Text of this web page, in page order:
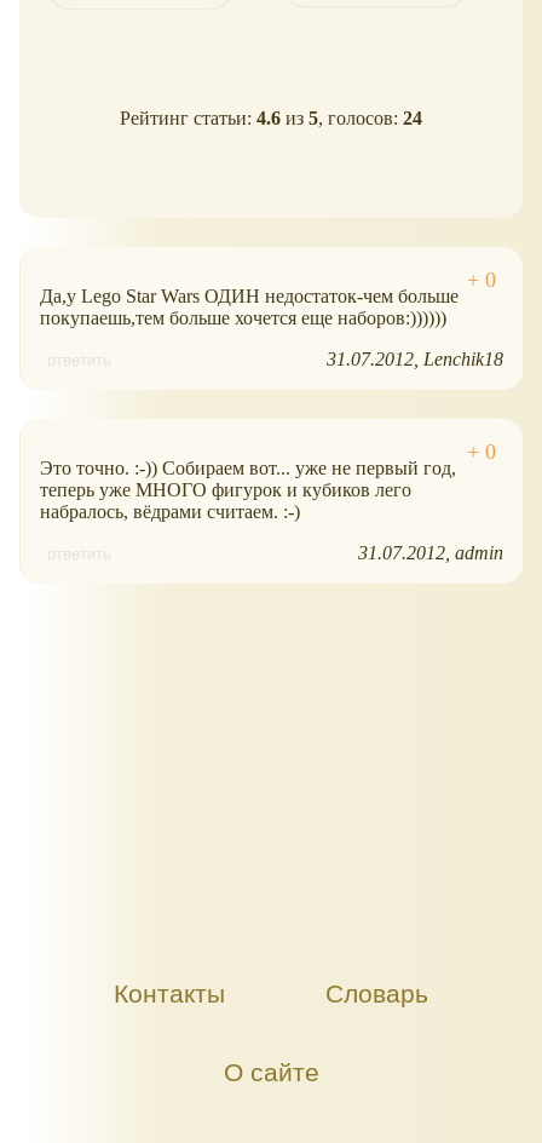
Рейтинг статьи: 4.6 из 5, голосов: 24
Да,у Lego Star Wars ОДИН недостаток-чем больше
покупаешь,тем больше хочется еще наборов:))))))
ответить 31.07.2012 Lenchik18
Это точно. :-)) Собираем вот... уже не первый год,
теперь уже МНОГО фигурок и кубиков лего
набралось, вёдрами считаем. :-)
ответить 31.07.2012 admin
Контакты Словарь
О сайте